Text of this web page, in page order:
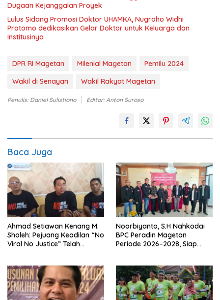
Dugaan Kejanggalan Proyek
Lulus Sidang Promosi Doktor UHAMKA, Nugroho Widhi
Pratomo dedikasikan Gelar Doktor untuk Keluarga dan
Institusinya
DPR RI Magetan Milenial Magetan
Pemilu 2024
Wakil di Senayan
Wakil Rakyat Magetan
Penulis: Daniel Sulistiono Editor: Anton Suroso
Baca Juga
Ahmad Setiawan Kenang M.
Sholeh: Pejuang Keadilan “No
Viral No Justice” Telah
Noorbiyanto, S.H Nahkodai
BPC Peradin Magetan
Periode 2026–2028, Siap